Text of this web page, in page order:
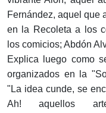
Fernández, aquel que
en la Recoleta a los
los comicios; Abdón
Explica luego como
organizados en la
"La idea cunde, se
Ah! aquellos